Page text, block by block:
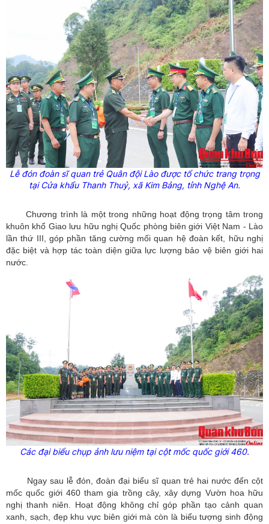
Lễ đón đoàn sĩ quan trẻ Quân đội Lào được tổ chức trang trọng
tại Cửa khẩu Thanh Thuỷ, xã Kim Bảng, tỉnh Nghệ An.
Chương trình là một trong những hoạt động trọng tâm trong
khuôn khổ Giao lưu hữu nghị Quốc phòng biên giới Việt Nam - Lào
lần thứ III, góp phần tăng cường mối quan hệ đoàn kết, hữu nghị
đặc biệt và hợp tác toàn diện giữa lực lượng bảo vệ biên giới hai
nước.
Các đại biểu chụp ảnh lưu niệm tại cột mốc quốc giới 460.
Ngay sau lễ đón, đoàn đại biểu sĩ quan trẻ hai nước đến cột
mốc quốc giới 460 tham gia trồng cây, xây dựng Vườn hoa hữu
nghị thanh niên. Hoạt động không chỉ góp phần tạo cảnh quan
xanh, sạch, đẹp khu vực biên giới mà còn là biểu tượng sinh động